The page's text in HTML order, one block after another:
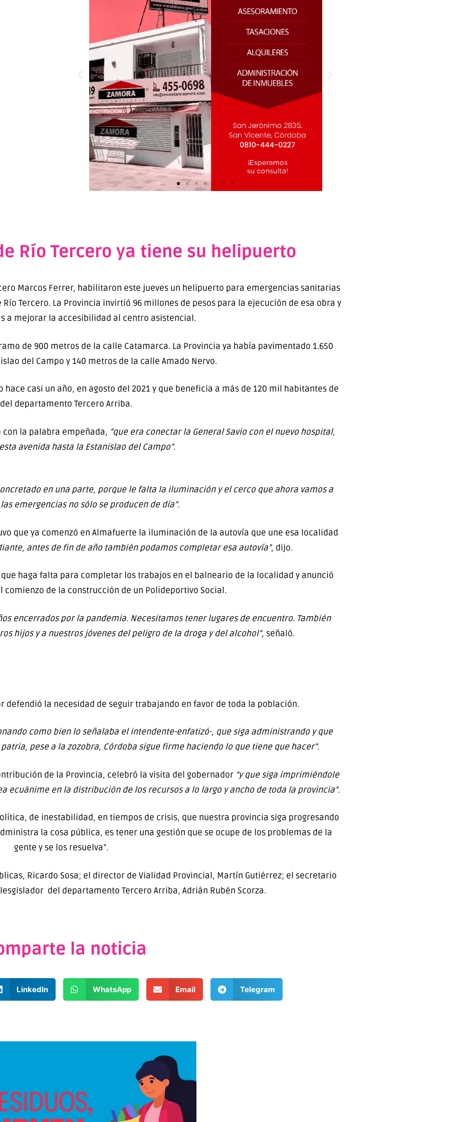
Río Tercero ya tiene su helipuerto
Marcos Ferrer, habilitaron este jueves un helipuerto para emergencias sanitarias
Tercero. La Provincia invirtió 96 millones de pesos para la ejecución de esa obra y
a mejorar la accesibilidad al centro asistencial.
de 900 metros de la calle Catamarca. La Provincia ya había pavimentado 1.650
del Campo y 140 metros de la calle Amado Nervo.
casi un año, en agosto del 2021 y que beneficia a más de 120 mil habitantes de
departamento Tercero Arriba.
la palabra empeñada, “que era conectar la General Savio con el nuevo hospital,
avenida hasta la Estanislao del Campo”.
en una parte, porque le falta la iluminación y el cerco que ahora vamos a
emergencias no sólo se producen de día”.
que ya comenzó en Almafuerte la iluminación de la autovía que une esa localidad
antes de fin de año también podamos completar esa autovía”, dijo.
haga falta para completar los trabajos en el balneario de la localidad y anunció
de la construcción de un Polideportivo Social.
encerrados por la pandemia. Necesitamos tener lugares de encuentro. También
hijos y a nuestros jóvenes del peligro de la droga y del alcohol”, señaló.
defendió la necesidad de seguir trabajando en favor de toda la población.
como bien lo señalaba el intendente-enfatizó-, que siga administrando y que
pese a la zozobra, Córdoba sigue firme haciendo lo que tiene que hacer”.
de la Provincia, celebró la visita del gobernador “y que siga imprimiéndole
ecuánime en la distribución de los recursos a lo largo y ancho de toda la provincia”.
de inestabilidad, en tiempos de crisis, que nuestra provincia siga progresando
la cosa pública, es tener una gestión que se ocupe de los problemas de la
gente y se los resuelva”.
Ricardo Sosa; el director de Vialidad Provincial, Martín Gutiérrez; el secretario
del departamento Tercero Arriba, Adrián Rubén Scorza.
la noticia
LinkedIn WhatsApp Email Telegram